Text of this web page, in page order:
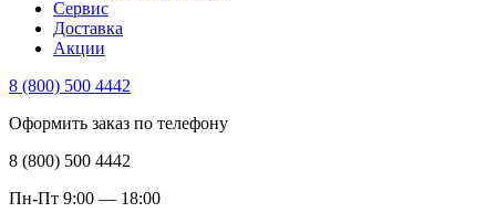
Сервис
Доставка
Акции
8 (800) 500 4442
Оформить заказ по телефону
8 (800) 500 4442
Пн-Пт 9:00 — 18:00